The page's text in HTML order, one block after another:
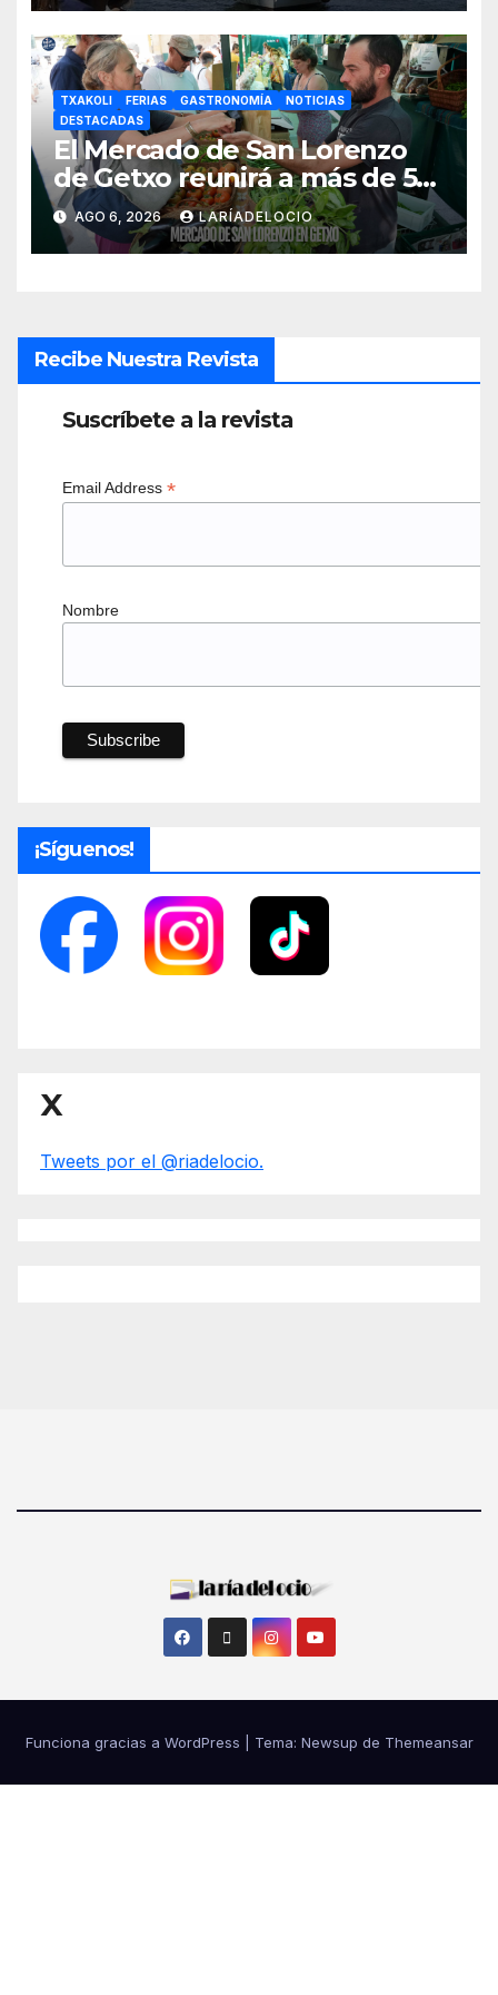
TXAKOLI FERIAS GASTRONOMÍA
NOTICIAS
DESTACADAS
El Mercado de San Lorenzo
de Getxo reunirá a más de 50
productores del País Vasco
AGO 6, 2026 LARÍADELOCIO
Recibe Nuestra Revista
Suscríbete a la revista
Email Address *
Nombre
¡Síguenos!
X
Tweets por el @riadelocio.
Funciona gracias a WordPress Tema: Newsup de Themeansar